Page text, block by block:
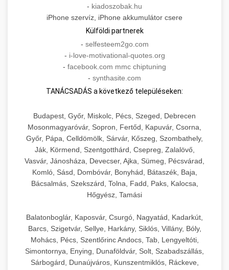
- kiadoszobak.hu
iPhone szervíz, iPhone akkumulátor csere
Külföldi partnerek
- selfesteem2go.com
- i-love-motivational-quotes.org
- facebook.com mmc chiptuning
- synthasite.com
TANÁCSADÁS a következő településeken:
Budapest, Győr, Miskolc, Pécs, Szeged, Debrecen
Mosonmagyaróvár, Sopron, Fertőd, Kapuvár, Csorna,
Győr, Pápa, Celldömölk, Sárvár, Kőszeg, Szombathely,
Ják, Körmend, Szentgotthárd, Csepreg, Zalalövő,
Vasvár, Jánosháza, Devecser, Ajka, Sümeg, Pécsvárad,
Komló, Sásd, Dombóvár, Bonyhád, Bátaszék, Baja,
Bácsalmás, Szekszárd, Tolna, Fadd, Paks, Kalocsa,
Hőgyész, Tamási
Balatonboglár, Kaposvár, Csurgó, Nagyatád, Kadarkút,
Barcs, Szigetvár, Sellye, Harkány, Siklós, Villány, Bóly,
Mohács, Pécs, Szentlőrinc Andocs, Tab, Lengyeltóti,
Simontornya, Enying, Dunaföldvár, Solt, Szabadszállás,
Sárbogárd, Dunaújváros, Kunszentmiklós, Ráckeve,